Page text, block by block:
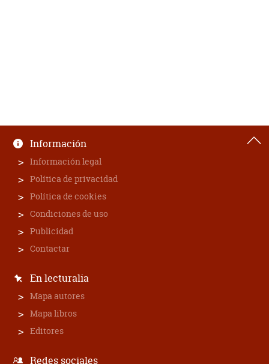
Información
Información legal
Política de privacidad
Política de cookies
Condiciones de uso
Publicidad
Contactar
En lecturalia
Mapa autores
Mapa libros
Editores
Redes sociales